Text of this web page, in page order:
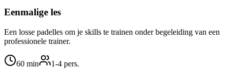
Eenmalige les
Een losse padelles om je skills te trainen onder begeleiding van een
professionele trainer.
60 min 1-4 pers.